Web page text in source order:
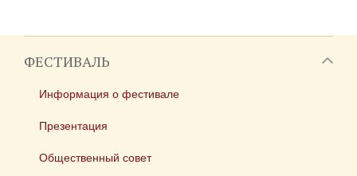
ФЕСТИВАЛЬ
Информация о фестивале
Презентация
Общественный совет